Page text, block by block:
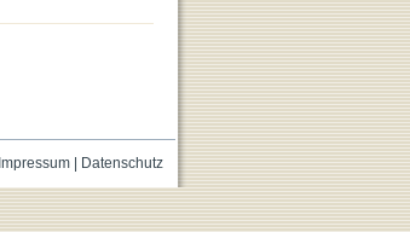
Impressum| Datenschutz